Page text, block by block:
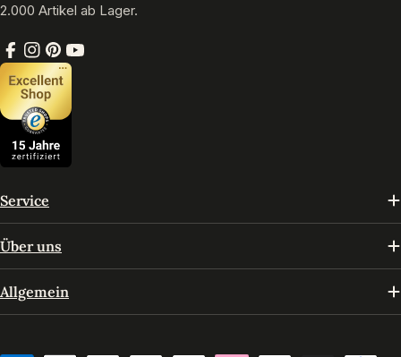
2.000 Artikel ab Lager.
Facebook
Instagram
Pinterest
YouTube
Service
Über uns
Allgemein